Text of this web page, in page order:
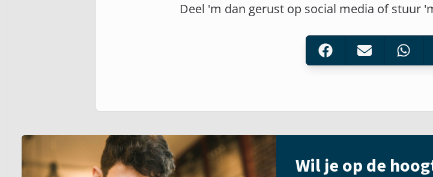
Deel 'm dan gerust op social media of stuur
Wil je op de